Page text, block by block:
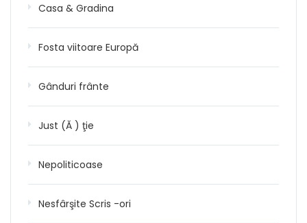
Casa & Gradina
Fosta viitoare Europă
Gânduri frânte
Just (Ă ) ţie
Nepoliticoase
Nesfârşite Scris -ori